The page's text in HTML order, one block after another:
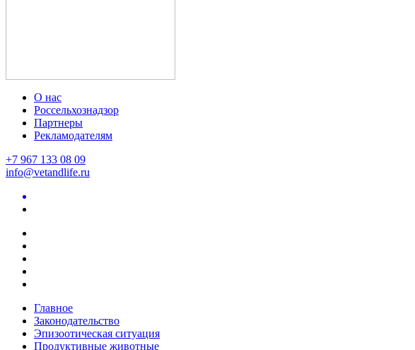
О нас
Россельхознадзор
Партнеры
Рекламодателям
+7 967 133 08 09
info@vetandlife.ru
Главное
Законодательство
Эпизоотическая ситуация
Продуктивные животные